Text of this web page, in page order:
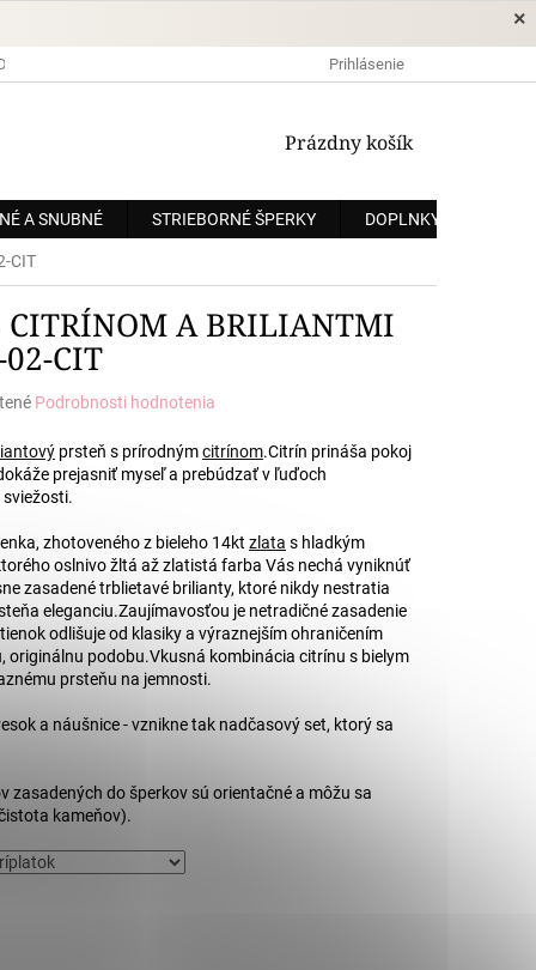
×
A PLATBA OCHRANA OSOBNÝCH ÚDAJOV
Prihlásenie
NÁKUPNÝ
Prázdny košík
A SNUBNÉ STRIEBORNÉ ŠPERKY DOPLNKY
CIT
CITRÍNOM A BRILIANTMI
CIT
Podrobnosti hodnotenia
prsteň s prírodnýmcitrínom.Citrín prináša pokoj
prejasniť myseľ a prebúdzať v ľuďoch
zhotoveného z bieleho 14kt zlata s hladkým
oslnivo žltá až zlatistá farba Vás nechá vyniknúť
zasadené trblietavé brilianty, ktoré nikdy nestratia
eleganciu.Zaujímavosťou je netradičné zasadenie
odlišuje od klasiky a výraznejším ohraničením
originálnu podobu.Vkusná kombinácia citrínu s bielym
prsteňu na jemnosti.
a náušnice - vznikne tak nadčasový set, ktorý sa
zasadených do šperkov sú orientačné a môžu sa
kameňov).